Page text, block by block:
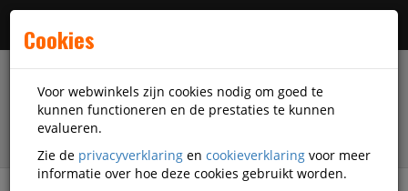
Cookies
Voor webwinkels zijn cookies nodig om goed te
kunnen functioneren en de prestaties te kunnen
evalueren.
Zie de privacyverklaring en cookieverklaring voor meer
informatie over hoe deze cookies gebruikt worden.